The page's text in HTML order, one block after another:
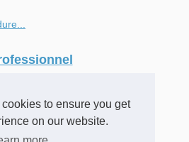
to ensure you get
on our website.